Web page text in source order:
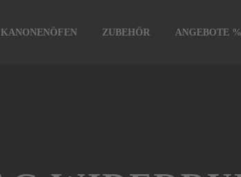
ZUBEHÖR ANGEBOTE %